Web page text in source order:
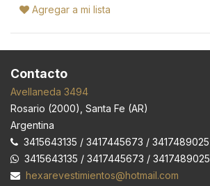
Agregar a mi lista
Contacto
Avellaneda 3494
Rosario (2000), Santa Fe (AR)
Argentina
3415643135 / 3417445673 / 3417489025
3415643135 / 3417445673 / 3417489025
hexarevestimientos@hotmail.com